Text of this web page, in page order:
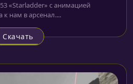
«Starladder» с анимацией
к нам в арсенал....
Скачать